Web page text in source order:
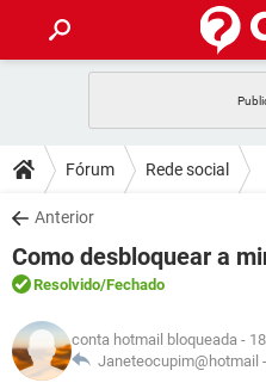
CELULAR
OUTLOOK
INSTAGRAM
GUIA DE COMPRAS
DICAS
JOGOS
OUTLOOK
INSTAGRAM
GUIA DE COMPRAS
DOWNLOADS
JOGOS
CELULAR
OUTLOOK
INSTAGRAM
FÓRUM
JOGOS
CELULAR
GLOSSÁRIO
JOGOS
Fórum Rede social
Anterior
Como desbloquear a
Resolvido/Fechado
conta hotmail bloqueada -
Janeteocupim@hotmail -